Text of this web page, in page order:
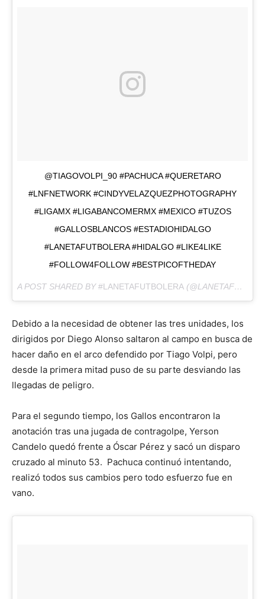
@TIAGOVOLPI_90 #PACHUCA #QUERETARO
#LNFNETWORK #CINDYVELAZQUEZPHOTOGRAPHY
#LIGAMX #LIGABANCOMERMX #MEXICO #TUZOS
#GALLOSBLANCOS #ESTADIOHIDALGO
#LANETAFUTBOLERA #HIDALGO #LIKE4LIKE
#FOLLOW4FOLLOW #BESTPICOFTHEDAY
A POST SHARED BY#LANETAFUTBOLERA (@LANETAFUTBOLERA) ON
Debido a la necesidad de obtener las tres unidades, los
dirigidos por Diego Alonso saltaron al campo en busca de
hacer daño en el arco defendido por Tiago Volpi, pero
desde la primera mitad puso de su parte desviando las
llegadas de peligro.
Para el segundo tiempo, los Gallos encontraron la
anotación tras una jugada de contragolpe, Yerson
Candelo quedó frente a Óscar Pérez y sacó un disparo
cruzado al minuto 53. Pachuca continuó intentando,
realizó todos sus cambios pero todo esfuerzo fue en
vano.